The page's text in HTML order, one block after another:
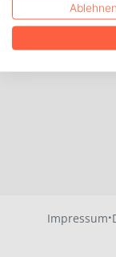
Impressum·
Ablehnen